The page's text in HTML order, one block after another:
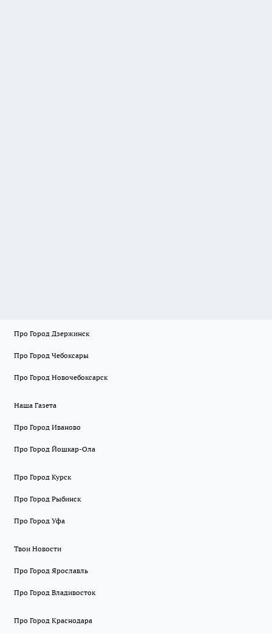
Про Город Дзержинск
Про Город Чебоксары
Про Город Новочебоксарск
Наша Газета
Про Город Иваново
Про Город Йошкар-Ола
Про Город Курск
Про Город Рыбинск
Про Город Уфа
Твои Новости
Про Город Ярославль
Про Город Владивосток
Про Город Краснодара